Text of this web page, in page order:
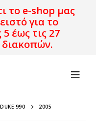
το e-shop μας
για το
έως τις 27
990 2005